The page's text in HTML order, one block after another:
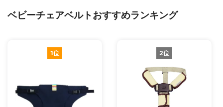
ベビーチェアベルトおすすめランキング
1位 2位